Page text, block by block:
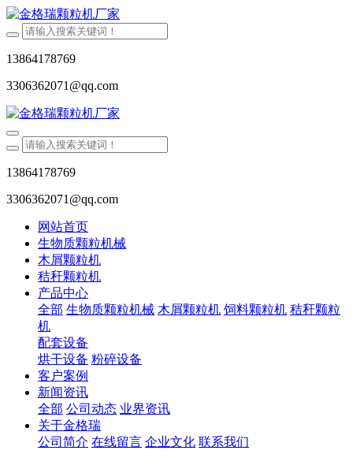
13864178769
3306362071@qq.com
13864178769
3306362071@qq.com
网站首页
生物质颗粒机械
木屑颗粒机
秸秆颗粒机
产品中心
全部 生物质颗粒机械 木屑颗粒机 饲料颗粒机 秸秆颗粒
机
配套设备
烘干设备 粉碎设备
客户案例
新闻资讯
全部 公司动态 业界资讯
关于金格瑞
公司简介 在线留言 企业文化 联系我们